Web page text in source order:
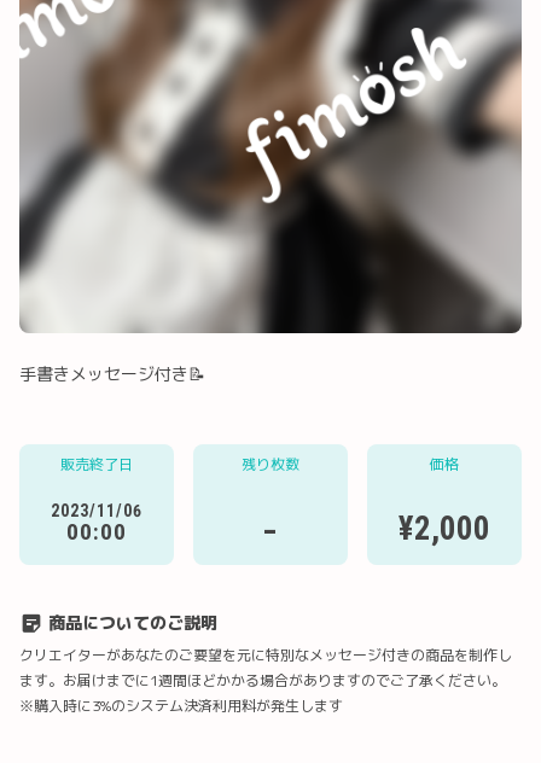
手書きメッセージ付き📝
販売終了日
2023/11/06
00:00
残り枚数
-
価格
¥2,000
商品についてのご説明
クリエイターがあなたのご要望を元に特別なメッセージ付きの商品を制作し
ます。お届けまでに1週間ほどかかる場合がありますのでご了承ください。
※購入時に3%のシステム決済利用料が発生します
Twitter LINE Facebook
URLコピー